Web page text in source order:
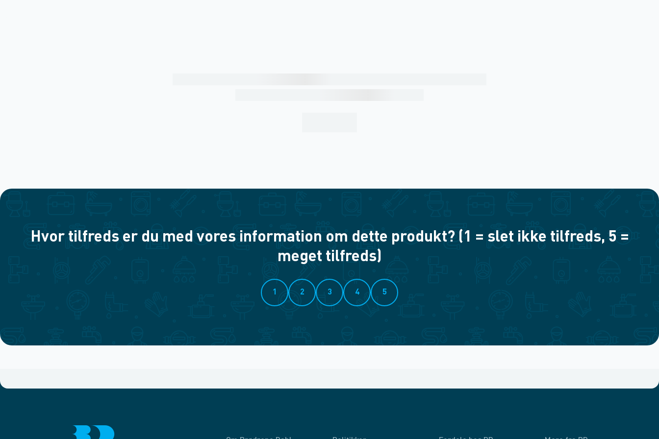
Hvor tilfreds er du med vores information om dette produkt? (1 = slet ikke tilfreds, 5 =
meget tilfreds)
1 2 3 4 5